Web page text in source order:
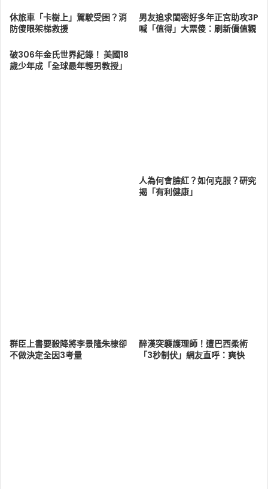
休旅車「卡樹上」駕駛受困？消
防傻眼架梯救援
男友追求閨密好多年正宮助攻3P
喊「值得」大票傻：刷新價值觀
破306年金氏世界紀錄！ 美國18
歲少年成「全球最年輕男教授」
人為何會臉紅？如何克服？研究
揭「有利健康」
群臣上書要殺降將李景隆朱棣卻
不做決定全因3考量
醉漢突襲護理師！遭巴西柔術
「3秒制伏」網友直呼：爽快